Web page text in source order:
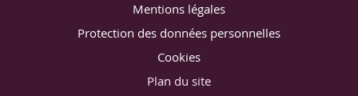
Mentions légales
Protection des données personnelles
Cookies
Plan du site